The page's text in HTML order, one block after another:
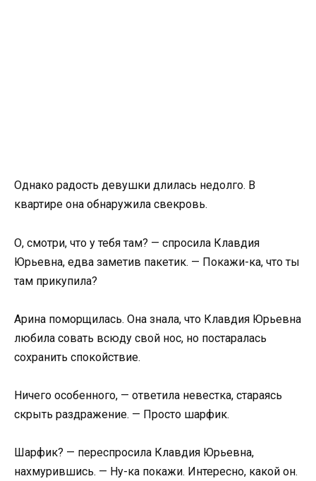
Однако радость девушки длилась недолго. В
квартире она обнаружила свекровь.
О, смотри, что у тебя там? — спросила Клавдия
Юрьевна, едва заметив пакетик. — Покажи-ка, что ты
там прикупила?
Арина поморщилась. Она знала, что Клавдия Юрьевна
любила совать всюду свой нос, но постаралась
сохранить спокойствие.
Ничего особенного, — ответила невестка, стараясь
скрыть раздражение. — Просто шарфик.
Шарфик? — переспросила Клавдия Юрьевна,
нахмурившись. — Ну-ка покажи. Интересно, какой он.